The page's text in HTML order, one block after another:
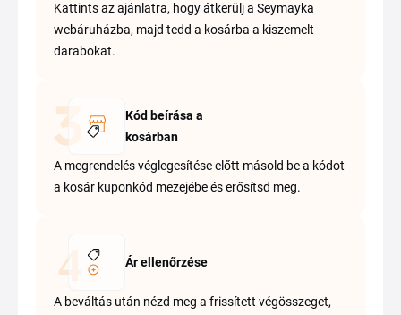
Kattints az ajánlatra, hogy átkerülj a Seymayka
webáruházba, majd tedd a kosárba a kiszemelt
darabokat.
Kód beírása a
kosárban
A megrendelés véglegesítése előtt másold be a kódot
a kosár kuponkód mezejébe és erősítsd meg.
Ár ellenőrzése
A beváltás után nézd meg a frissített végösszeget,